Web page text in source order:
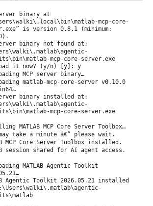
binary at
mcp-core-
is version 0.8.1 (minimum:
binary not found at:
mcp-core-server.exe
it now? (y/n) [y]: y
MCP server binary…
matlab-mcp-core-server v0.10.0
binary installed at:
mcp-core-server.exe
MATLAB MCP Core Server Toolbox…
take a minute â€” please wait.
MCP Core Server Toolbox installed.
session shared for AI agent access.
MATLAB Agentic Toolkit
Agentic Toolkit 2026.05.21 installed